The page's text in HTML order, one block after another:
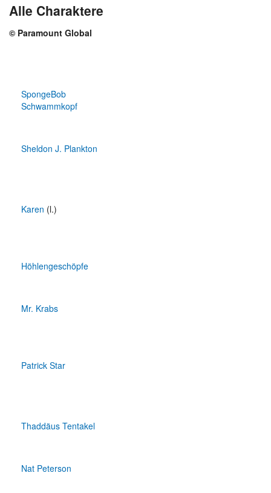
Alle Charaktere
© Paramount Global
SpongeBob
Schwammkopf
Sheldon J. Plankton
Karen (l.)
Höhlengeschöpfe
Mr. Krabs
Patrick Star
Thaddäus Tentakel
Nat Peterson